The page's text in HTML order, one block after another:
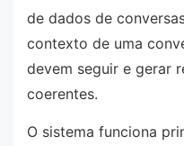
de dados de
contexto de uma
devem seguir e gerar
coerentes.
O sistema funciona